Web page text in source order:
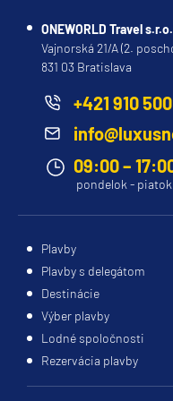
Discovery
Emerald
Island
Majestic
Regal
Ruby Princess
Sapphire
Sky Princess
Star Princess
ONEWORLD Travel
Vajnorská 21/A (2.
831 03 Bratislava
+421 910
09:00 –
pondelok - piatok
Plavby
Plavby s delegátom
Destinácie
Výber plavby
Lodné spoločnosti
Rezervácia plavby